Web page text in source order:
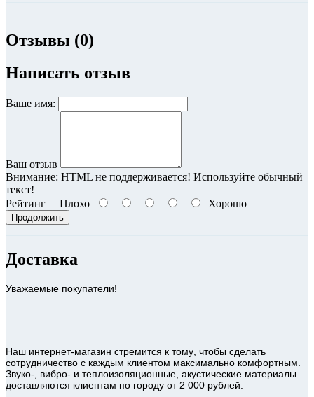
Отзывы (0)
Написать отзыв
Ваше имя:
Ваш отзыв
Внимание: HTML не поддерживается! Используйте обычный
текст!
Рейтинг Плохо Хорошо
Продолжить
Доставка
Уважаемые покупатели!
Наш интернет-магазин стремится к тому, чтобы сделать
сотрудничество с каждым клиентом максимально комфортным.
Звуко-, вибро- и теплоизоляционные, акустические материалы
доставляются клиентам по городу от 2 000 рублей.